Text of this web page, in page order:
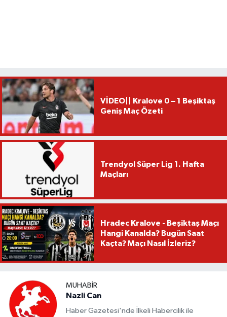
VİDEO|| Kralove 0 – 1 Beşiktaş
Geniş Maç Özeti
Trendyol Süper Lig 1. Hafta
Maçları
Hradec Kralove - Beşiktaş Maçı
Hangi Kanalda? Bugün Saat
Kaçta? Maçı Nasıl İzleriz?
MUHABIR
Nazli Can
Haber Gazetesi'nde İlkeli Habercilik ile